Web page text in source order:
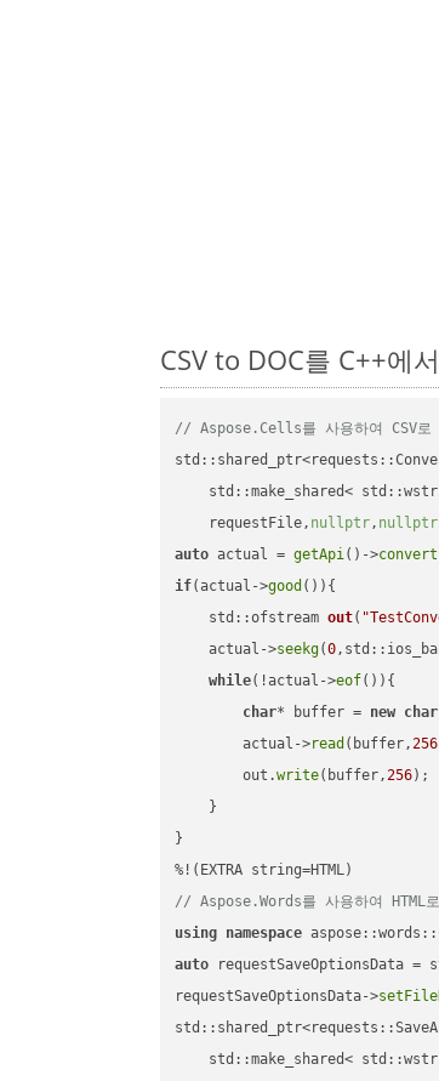
CSV to DOC를 C++에
// Aspose.Cells를 사용하여 CSV로
std::make_shared<
    requestFile,
nullptr, nullptr
auto actual = getApi()->convert
if(actual->good ()){
std::ofstream out(
    actual->
seekg(0
while(!actual->eof()){
char* buffer = new char
        actual->
read (buffer,256
        out.
write(buffer,256);
    }
}
// Aspose.Words를 사용하여 HTML
using namespace
auto requestSaveOptionsData =
requestSaveOptionsData->
std::make_shared<